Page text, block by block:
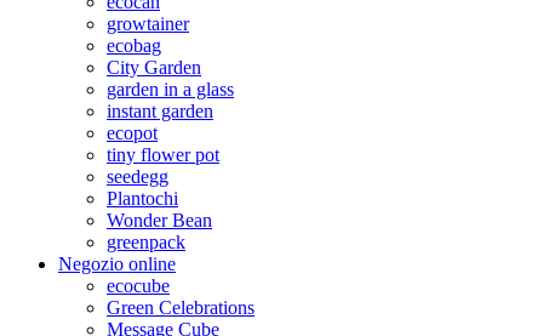
growtainer
ecobag
City Garden
garden in a glass
instant garden
ecopot
tiny flower pot
seedegg
Plantochi
Wonder Bean
greenpack
Negozio online
ecocube
Green Celebrations
Message Cube